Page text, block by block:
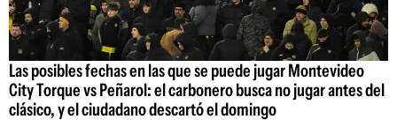
Las posibles fechas en las que se puede jugar Montevideo
City Torque vs Peñarol: el carbonero busca no jugar antes del
clásico, y el ciudadano descartó el domingo